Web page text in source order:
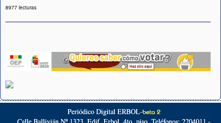
8977 lecturas
Periódico Digital ERBOL-beta 2